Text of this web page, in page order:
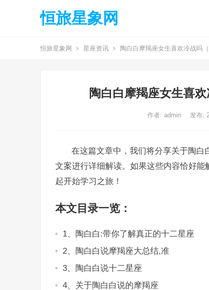
恒旅星象网
恒旅星象网 星座资讯 陶白白摩羯座女生喜欢冷战吗
陶白白摩羯座女生喜
作者: admin 发布:
在这篇文章中，我们将分享关于陶白
文案进行详细解读。如果这些内容恰好
起开始学习之旅！
本文目录一览：
1、陶白白:带你了解真正的十二星座
2、陶白白说摩羯座大总结,准
3、陶白白说十二星座
4、关于陶白白说的摩羯座